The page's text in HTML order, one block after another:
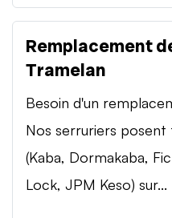
Remplacement
Tramelan
Besoin d'un
Nos serruriers posent
(Kaba, Dormakaba,
Lock, JPM Keso) sur...